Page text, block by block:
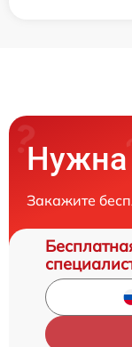
Нужна
Закажите